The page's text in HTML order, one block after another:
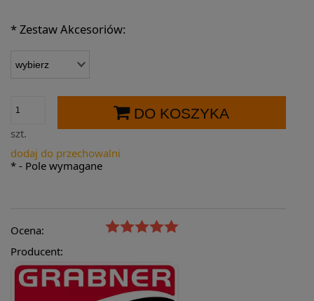
*Zestaw Akcesoriów:
szt.
DO KOSZYKA
dodaj do przechowalni
* - Pole wymagane
Ocena:
Producent: